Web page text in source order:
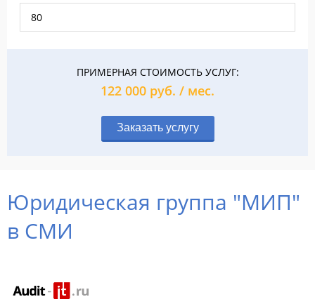
ПРИМЕРНАЯ СТОИМОСТЬ УСЛУГ:
122 000 руб. / мес.
Заказать услугу
Юридическая группа "МИП"
в СМИ